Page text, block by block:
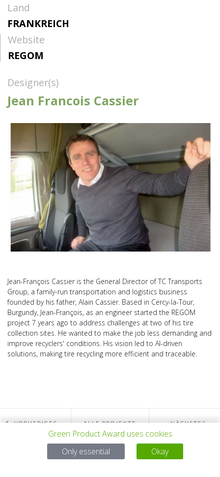
Land
FRANKREICH
Website
REGOM
Designer(s)
Jean Francois Cassier
Jean-François Cassier is the General Director of TC Transports
Group, a family-run transportation and logistics business
founded by his father, Alain Cassier. Based in Cercy-la-Tour,
Burgundy, Jean-François, as an engineer started the REGOM
project 7 years ago to address challenges at two of his tire
collection sites. He wanted to make the job less demanding and
improve recyclers' conditions. His vision led to AI-driven
solutions, making tire recycling more efficient and traceable.
VORHERIGES ALLE PROJEKTE NÄCHSTES
Green Product Award uses cookies
Only essential
Okay